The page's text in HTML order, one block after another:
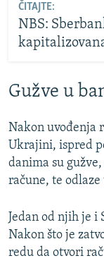
ČITAJTE:
NBS:
Gužve u
Nakon uvođenja
Ukrajini, ispred
danima su
račune, te
Jedan od njih je
Nakon što je
redu da otvori